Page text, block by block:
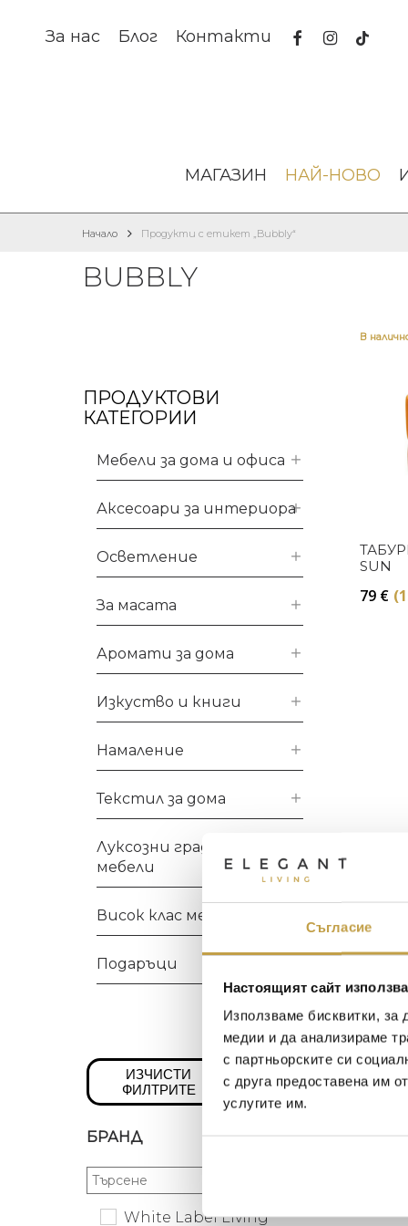
Съгласие
Настоящият сайт
Използваме бисквитки,
медии и да анализираме
с партньорските си
с друга предоставена им
услугите им.
За нас Блог Контакти facebookinstagram
tiktok
МАГАЗИН НАЙ-НОВО
BUBBLY
Начало Продукти с етикет „Bubbly“
ПРОДУКТОВИ
КАТЕГОРИИ
Мебели за дома и офиса
Аксесоари за интериора
Осветление
За масата
Аромати за дома
Изкуство и книги
Намаление
Текстил за дома
Луксозни градински
мебели
Висок клас мебели
Подаръци
ИЗЧИСТИ
ФИЛТРИТЕ
БРАНД
White Label Living
В
SUN
79 €